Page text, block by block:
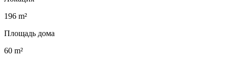
196 m²
Площадь дома
60 m²